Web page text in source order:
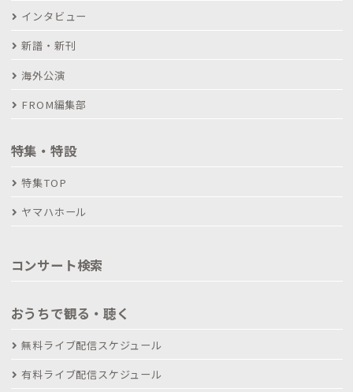
インタビュー
新譜・新刊
海外公演
FROM編集部
特集・特設
特集TOP
ヤマハホール
コンサート検索
おうちで観る・聴く
無料ライブ配信スケジュール
有料ライブ配信スケジュール